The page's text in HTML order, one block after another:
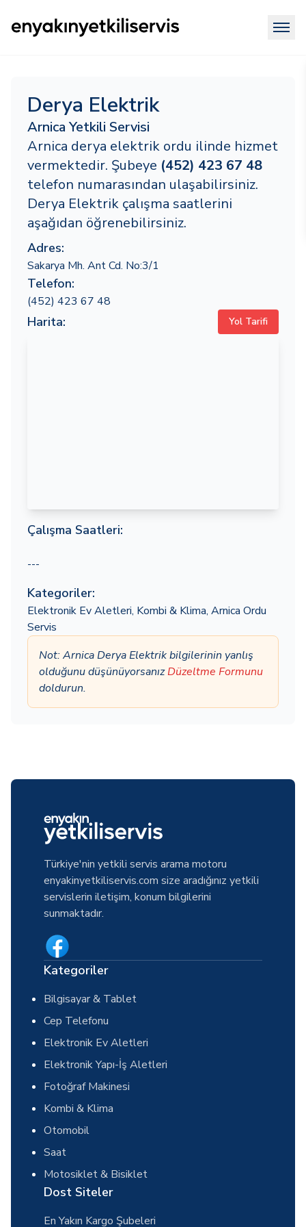
Derya Elektrik
Arnica Yetkili Servisi
Arnica derya elektrik ordu ilinde hizmet
vermektedir. Şubeye (452) 423 67 48
telefon numarasından ulaşabilirsiniz.
Derya Elektrik çalışma saatlerini
aşağıdan öğrenebilirsiniz.
Adres:
Sakarya Mh. Ant Cd. No:3/1
Telefon:
(452) 423 67 48
Harita: Yol Tarifi
Çalışma Saatleri:
---
Kategoriler:
Elektronik Ev Aletleri, Kombi & Klima, Arnica Ordu
Servis
Not: Arnica Derya Elektrik bilgilerinin yanlış
olduğunu düşünüyorsanızDüzeltme Formunu
doldurun.
Türkiye'nin yetkili servis arama motoru
enyakinyetkiliservis.com size aradığınız yetkili
servislerin iletişim, konum bilgilerini
sunmaktadır.
Kategoriler
Bilgisayar & Tablet
Cep Telefonu
Elektronik Ev Aletleri
Elektronik Yapı-İş Aletleri
Fotoğraf Makinesi
Kombi & Klima
Otomobil
Saat
Motosiklet & Bisiklet
Dost Siteler
En Yakın Kargo Şubeleri